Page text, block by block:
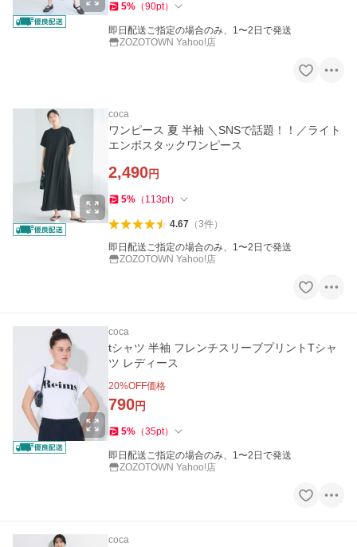
5% （90pt）
即日配送ご指定の場合のみ、1〜2日で発送
ZOZOTOWN Yahoo!店
coca
ワンピース 夏 半袖 ＼SNSで話題！！／ライト
エンボスタックワンピース
2,490円
5% （ 113pt）
4.67（3件）
即日配送ご指定の場合のみ、1〜2日で発送
ZOZOTOWN Yahoo!店
coca
tシャツ 半袖 フレンチスリーブプリントTシャ
ツ レディース
20%OFF価格
790円
5% （35pt）
即日配送ご指定の場合のみ、1〜2日で発送
ZOZOTOWN Yahoo!店
coca